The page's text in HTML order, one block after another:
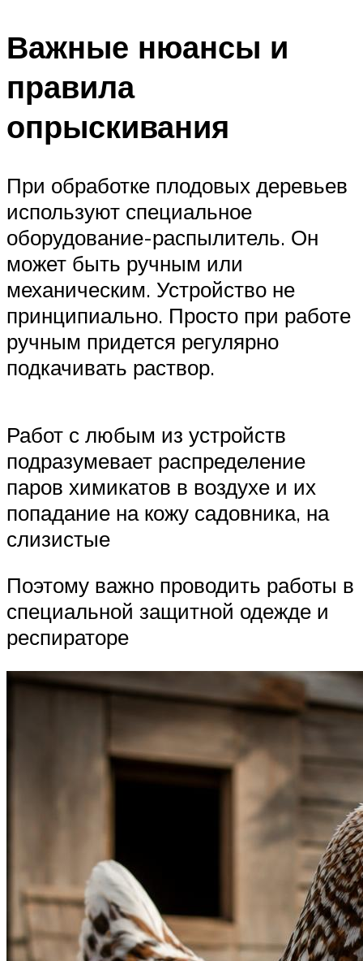
Важные нюансы и
правила
опрыскивания
При обработке плодовых деревьев
используют специальное
оборудование-распылитель. Он
может быть ручным или
механическим. Устройство не
принципиально. Просто при работе
ручным придется регулярно
подкачивать раствор.
Работ с любым из устройств
подразумевает распределение
паров химикатов в воздухе и их
попадание на кожу садовника, на
слизистые
Поэтому важно проводить работы в
специальной защитной одежде и
респираторе